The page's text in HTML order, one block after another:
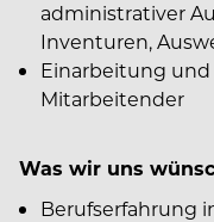
administrativer
Inventuren,
Einarbeitung
Mitarbeitender
Was wir uns
Berufserfahrung